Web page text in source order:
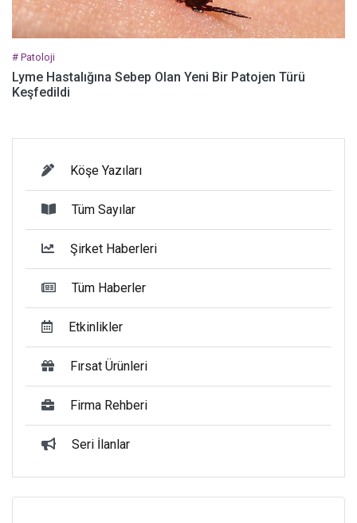
# Patoloji
Lyme Hastalığına Sebep Olan Yeni Bir Patojen Türü
Keşfedildi
Köşe Yazıları
Tüm Sayılar
Şirket Haberleri
Tüm Haberler
Etkinlikler
Fırsat Ürünleri
Firma Rehberi
Seri İlanlar